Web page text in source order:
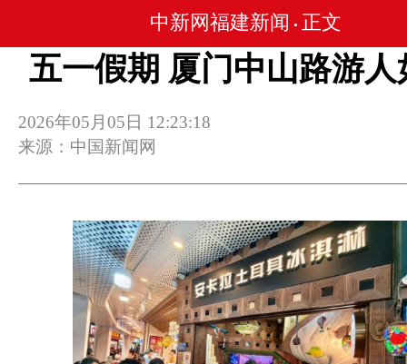
中新网福建新闻 • 正文
五一假期 厦门中山路游人
2026年05月05日 12:23:18
来源：中国新闻网